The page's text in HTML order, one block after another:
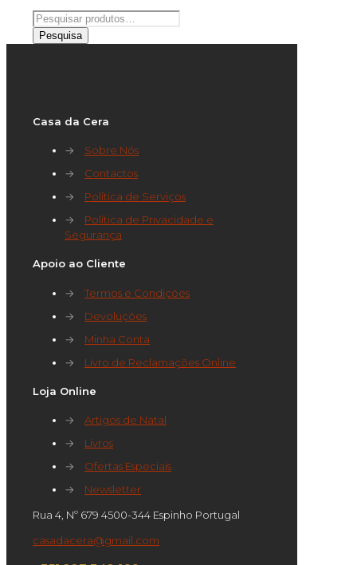
Pesquisar
por:
Pesquisa
Casa da Cera
→
Sobre Nós
→
Contactos
→
Política de Serviços
→
Política de Privacidade e
Segurança
Apoio ao Cliente
→
Termos e Condições
→
Devoluções
→
Minha Conta
→
Livro de Reclamações Online
Loja Online
→
Artigos de Natal
→
Livros
→
Ofertas Especiais
→
Newsletter
Rua 4, Nº 679 4500-344 Espinho Portugal
casadacera@gmail.com